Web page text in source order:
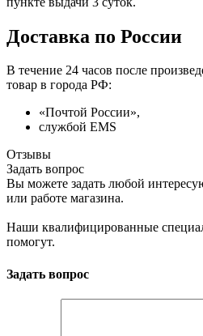
Доставка по России
В течение 24 часов после
товар в города РФ:
«Почтой России»,
службой EMS
Отзывы
Задать вопрос
Вы можете задать любой
или работе магазина.
Наши квалифицированные
помогут.
Задать вопрос